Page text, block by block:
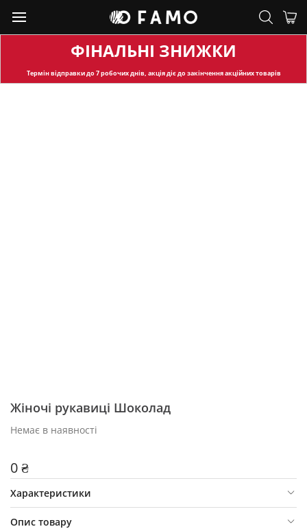
ФІНАЛЬНІ ЗНИЖКИ
Термін відправкидо 7 робочих днів, акція діє до закінчення акційних товарів
Жіночі рукавиці Шоколад
Немає в наявності
0 ₴
Характеристики
Опис товару